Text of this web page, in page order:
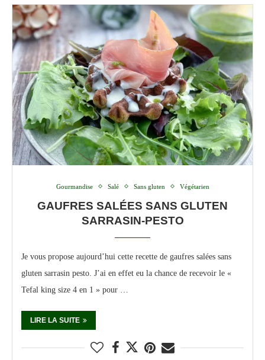
Gourmandise Salé Sans gluten Végétarien
GAUFRES SALÉES SANS GLUTEN
SARRASIN-PESTO
Je vous propose aujourd’hui cette recette de gaufres salées sans
gluten sarrasin pesto. J’ai en effet eu la chance de recevoir le «
Tefal king size 4 en 1 » pour …
LIRE LA SUITE